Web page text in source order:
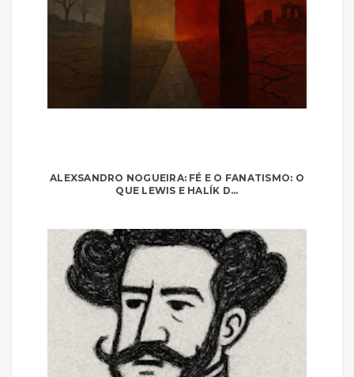
ALEXSANDRO NOGUEIRA: FÉ E O FANATISMO: O
QUE LEWIS E HALÍK D...